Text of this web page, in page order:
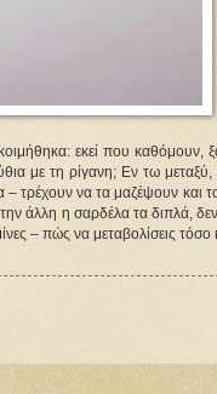
εκεί που καθόμουν,
με τη ρίγανη; Εν τω μεταξύ,
– τρέχουν να τα μαζέψουν και
άλλη η σαρδέλα τα διπλά,
– πώς να μεταβολίσεις τόσο